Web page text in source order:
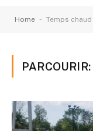
Home - Temps chaud
PARCOURIR: